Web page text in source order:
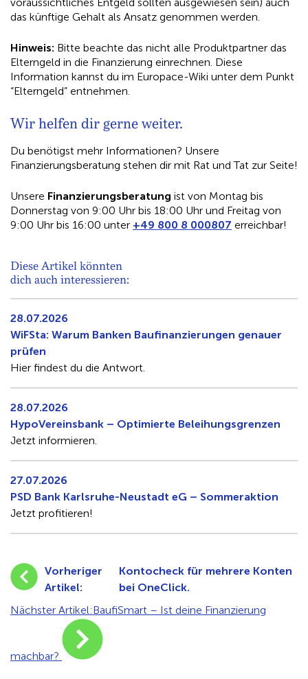
das künftige Gehalt als Ansatz genommen werden.
Hinweis: Bitte beachte das nicht alle Produktpartner das
Elterngeld in die Finanzierung einrechnen. Diese
Information kannst du im Europace-Wiki unter dem Punkt
“Elterngeld” entnehmen.
Wir helfen dir gerne weiter.
Du benötigst mehr Informationen? Unsere
Finanzierungsberatung stehen dir mit Rat und Tat zur Seite!
Unsere Finanzierungsberatung ist von Montag bis
Donnerstag von 9:00 Uhr bis 18:00 Uhr und Freitag von
9:00 Uhr bis 16:00 unter +49 800 8 000807 erreichbar!
Diese Artikel könnten
dich auch interessieren:
28.07.2026
WiFSta: Warum Banken Baufinanzierungen genauer
prüfen
Hier findest du die Antwort.
28.07.2026
HypoVereinsbank – Optimierte Beleihungsgrenzen
Jetzt informieren.
27.07.2026
PSD Bank Karlsruhe-Neustadt eG – Sommeraktion
Jetzt profitieren!
Vorheriger
Artikel:
Kontocheck für mehrere Konten
bei OneClick.
Nächster Artikel:BaufiSmart – Ist deine Finanzierung
machbar?